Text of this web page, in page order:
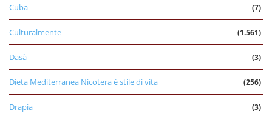
Cuba (7)
Culturalmente (1.561)
Dasà (3)
Dieta Mediterranea Nicotera è stile di vita (256)
Drapia (3)